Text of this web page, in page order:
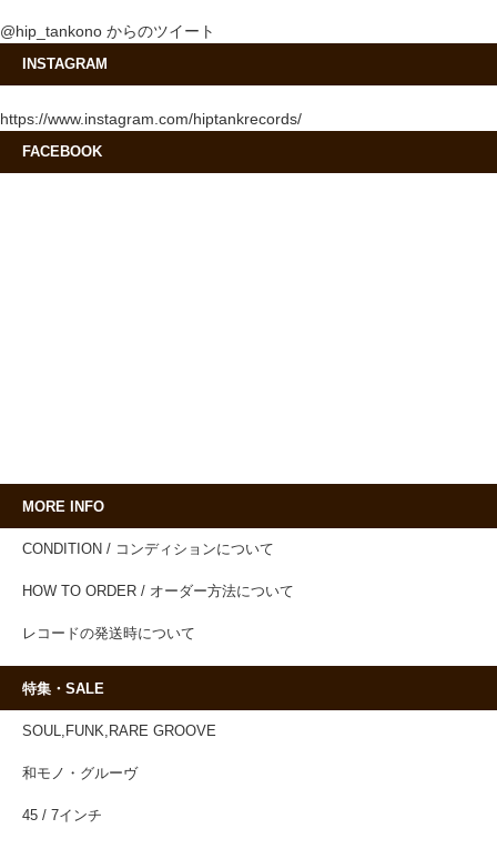
@hip_tankono からのツイート
INSTAGRAM
https://www.instagram.com/hiptankrecords/
FACEBOOK
MORE INFO
CONDITION / コンディションについて
HOW TO ORDER / オーダー方法について
レコードの発送時について
特集・SALE
SOUL,FUNK,RARE GROOVE
和モノ・グルーヴ
45 / 7インチ